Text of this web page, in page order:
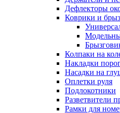
Дефлекторы
Коврики и
Колпаки на
Накладки
Насадки на
Оплетки руля
Подлокотники
Разветвители
Рамки для